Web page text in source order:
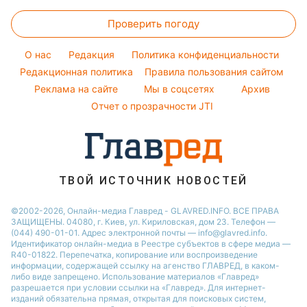
Новости Харькова
Новости Полтавы
Новости Сум
Новости Черкассы
Новости Ровно
Настя Каменских
Виталий Козловский
Потап
София Ротару
Ольга Сумская
Женские стрижки
Окрашивание волос
Красивый маникюр
Оптические иллюзии
Народные приметы
Все о шоу-бизнесе
Простые блюда
Легкие десерты
Напитки
Праздничное меню
Проверить погоду
O нас Редакция
Политика конфиденциальности
Редакционная политика
Правила пользования сайтом
Реклама на сайте
Мы в соцсетях
Архив
Отчет о прозрачности JTI
ТВОЙ ИСТОЧНИК НОВОСТЕЙ
©2002-2026, Онлайн-медиа Главред - GLAVRED.INFO. ВСЕ ПРАВА
ЗАЩИЩЕНЫ. 04080, г. Киев, ул. Кириловская, дом 23. Телефон —
(044) 490-01-01. Адрес электронной почты — info@glavred.info.
Идентификатор онлайн-медиа в Реестре cубъектов в сфере медиа —
R40-01822. Перепечатка, копирование или воспроизведение
информации, содержащей ссылку на агенство ГЛАВРЕД, в каком-
либо виде запрещено. Использование материалов «Главред»
разрешается при условии ссылки на «Главред». Для интернет-
изданий обязательна прямая, открытая для поисковых систем,